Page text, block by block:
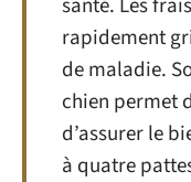
santé. Les
rapidement
de maladie.
chien permet
d’assurer le
à quatre